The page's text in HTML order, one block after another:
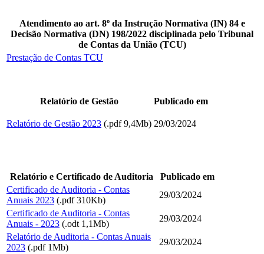
Atendimento ao art. 8º da Instrução Normativa (IN) 84 e
Decisão Normativa (DN) 198/2022 disciplinada pelo Tribunal
de Contas da União (TCU)
Prestação de Contas TCU
Relatório de Gestão Publicado em
Relatório de Gestão 2023 (.pdf 9,4Mb) 29/03/2024
Relatório e Certificado de Auditoria
Publicado em
Certificado de Auditoria - Contas
Anuais 2023 (.pdf 310Kb)
29/03/2024
Certificado de Auditoria - Contas
Anuais - 2023 (.odt 1,1Mb)
29/03/2024
Relatório de Auditoria - Contas Anuais
2023 (.pdf 1Mb)
29/03/2024